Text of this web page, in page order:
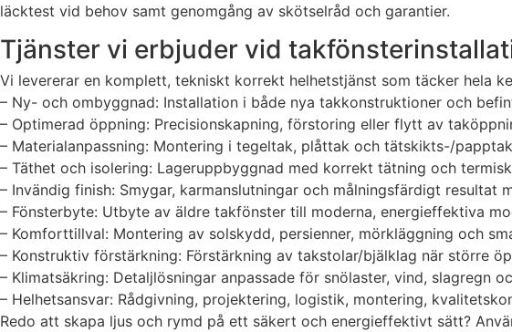
läcktest vid behov samt genomgång av skötselråd och garantier.
Tjänster vi erbjuder vid
Vi levererar en komplett, tekniskt korrekt helhetstjänst som täcker hela
– Ny- och ombyggnad: Installation i både nya takkonstruktioner och
– Optimerad öppning: Precisionskapning, förstoring eller flytt av
– Materialanpassning: Montering i tegeltak, plåttak och tätskikts-/
– Täthet och isolering: Lageruppbyggnad med korrekt tätning och
– Invändig finish: Smygar, karmanslutningar och målningsfärdigt resultat
– Fönsterbyte: Utbyte av äldre takfönster till moderna, energieffektiva
– Komforttillval: Montering av solskydd, persienner, mörkläggning och
– Konstruktiv förstärkning: Förstärkning av takstolar/bjälklag när större
– Klimatsäkring: Detaljlösningar anpassade för snölaster, vind, slagregn
– Helhetsansvar: Rådgivning, projektering, logistik, montering,
Redo att skapa ljus och rymd på ett säkert och energieffektivt sätt?